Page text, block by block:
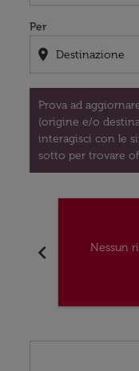
Per
location_on
Prova ad
(origine e/o
interagisci con le
sotto per trovare
chevron_left
Nessun